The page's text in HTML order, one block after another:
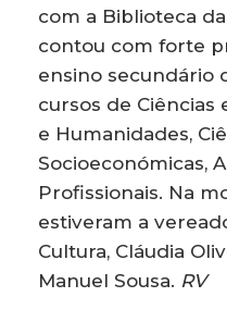
com a Biblioteca
contou com forte
ensino secundário
cursos de Ciências
e Humanidades,
Socioeconómicas,
Profissionais. Na
estiveram a
Cultura, Cláudia
Manuel Sousa. RV